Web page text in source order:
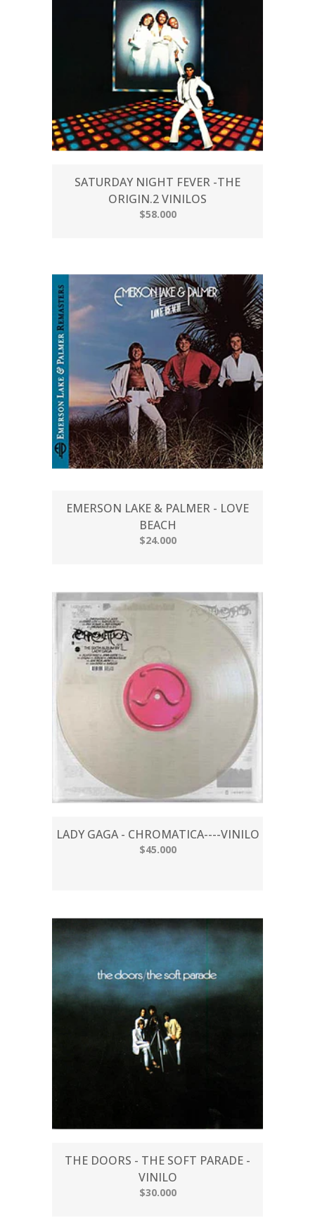
SATURDAY NIGHT FEVER -THE
ORIGIN.2 VINILOS
$58.000
EMERSON LAKE & PALMER - LOVE
BEACH
$24.000
LADY GAGA - CHROMATICA----VINILO
$45.000
THE DOORS - THE SOFT PARADE -
VINILO
$30.000